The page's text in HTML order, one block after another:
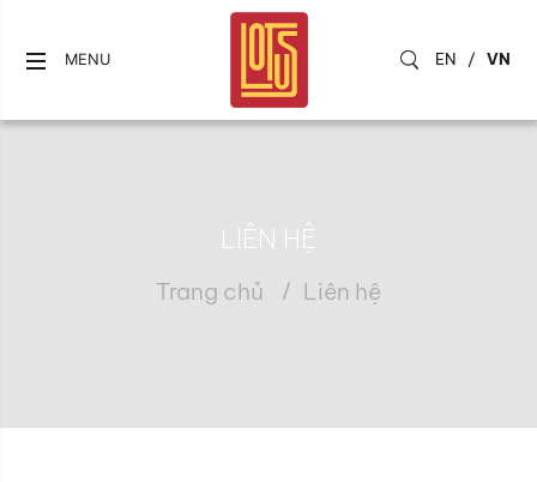
MENU EN / VN
LIÊN HỆ
Trang chủ Liên hệ